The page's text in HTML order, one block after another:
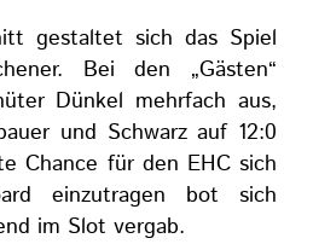
gestaltet sich das Spiel
Bei den „Gästen“
Dünkel mehrfach aus,
und Schwarz auf 12:0
Chance für den EHC sich
einzutragen bot sich
im Slot vergab.